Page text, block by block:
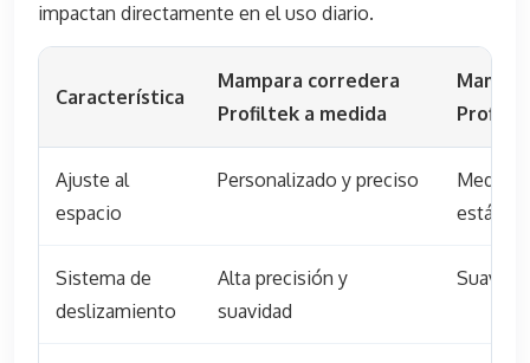
impactan directamente en el uso diario.
Característica
Mampara corredera
Profiltek a medida
Ajuste al
espacio
Personalizado y preciso
estándar
Sistema de
deslizamiento
Alta precisión y
suavidad
Suave y